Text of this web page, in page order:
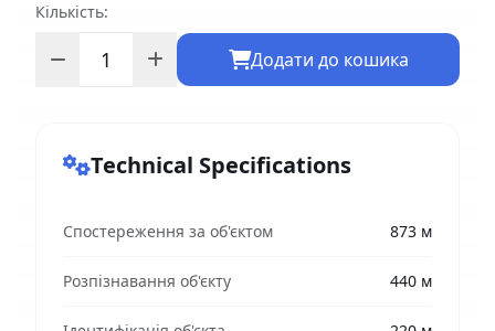
Кількість:
Додати до кошика
Technical Specifications
Спостереження за об'єктом 873 м
Розпізнавання об'єкту 440 м